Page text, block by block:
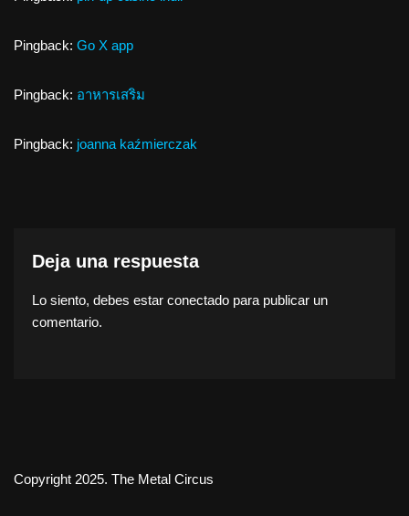
Pingback: Go X app
Pingback: อาหารเสริม
Pingback: joanna kaźmierczak
Deja una respuesta
Lo siento, debes estar conectado para publicar un
comentario.
Copyright 2025. The Metal Circus